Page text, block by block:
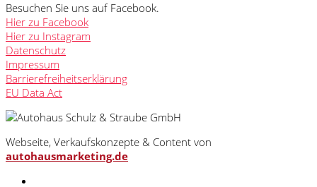
Besuchen Sie uns auf Facebook.
Hier zu Facebook
Hier zu Instagram
Datenschutz
Impressum
Barrierefreiheitserklärung
EU Data Act
Webseite, Verkaufskonzepte & Content von
autohausmarketing.de